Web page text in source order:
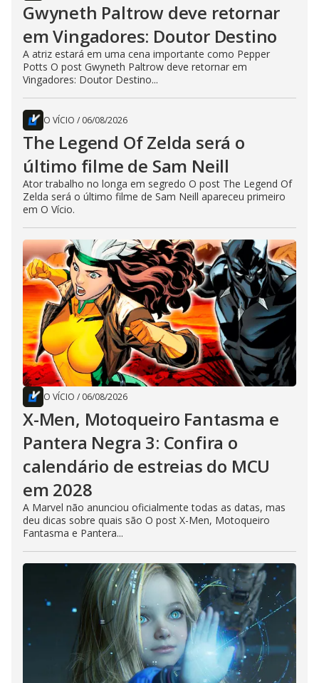
Gwyneth Paltrow deve retornar
em Vingadores: Doutor Destino
A atriz estará em uma cena importante como Pepper
Potts O post Gwyneth Paltrow deve retornar em
Vingadores: Doutor Destino...
O VÍCIO / 06/08/2026
The Legend Of Zelda será o
último filme de Sam Neill
Ator trabalho no longa em segredo O post The Legend Of
Zelda será o último filme de Sam Neill apareceu primeiro
em O Vício.
O VÍCIO / 06/08/2026
X-Men, Motoqueiro Fantasma e
Pantera Negra 3: Confira o
calendário de estreias do MCU
em 2028
A Marvel não anunciou oficialmente todas as datas, mas
deu dicas sobre quais são O post X-Men, Motoqueiro
Fantasma e Pantera...